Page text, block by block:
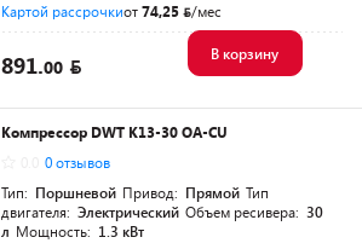
Картой рассрочкиот74,25 /мес
891.00
В корзину
Компрессор DWT K13-30 OA-CU
0 отзывов
Тип: Поршневой Привод: Прямой Тип
двигателя: Электрический Объем ресивера: 30
л Мощность: 1.3 кВт